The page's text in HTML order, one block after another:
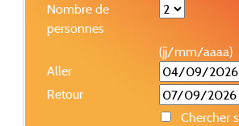
Nombre de
personnes
(jj/mm/aaaa)
Aller
Retour
Chercher